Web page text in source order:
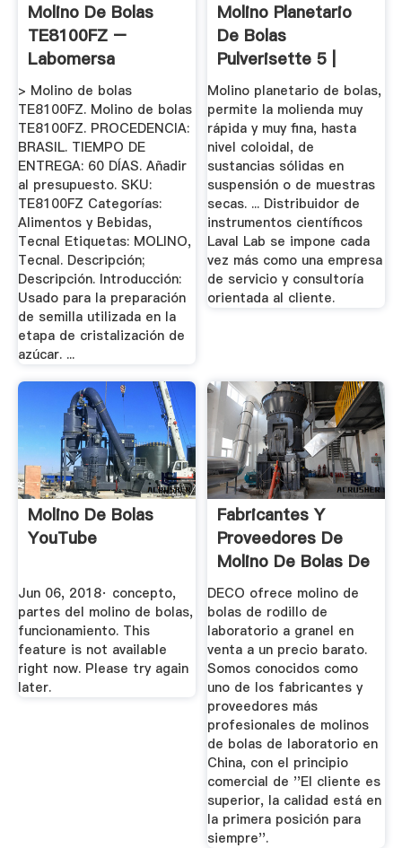
Molino De Bolas
TE8100FZ –
Labomersa
> Molino de bolas
TE8100FZ. Molino de bolas
TE8100FZ. PROCEDENCIA:
BRASIL. TIEMPO DE
ENTREGA: 60 DÍAS. Añadir
al presupuesto. SKU:
TE8100FZ Categorías:
Alimentos y Bebidas,
Tecnal Etiquetas: MOLINO,
Tecnal. Descripción;
Descripción. Introducción:
Usado para la preparación
de semilla utilizada en la
etapa de cristalización de
azúcar. ...
Molino Planetario
De Bolas
Pulverisette 5 |
Laval Lab
Molino planetario de bolas,
permite la molienda muy
rápida y muy fina, hasta
nivel coloidal, de
sustancias sólidas en
suspensión o de muestras
secas. ... Distribuidor de
instrumentos científicos
Laval Lab se impone cada
vez más como una empresa
de servicio y consultoría
orientada al cliente.
Molino De Bolas
YouTube
Jun 06, 2018· concepto,
partes del molino de bolas,
funcionamiento. This
feature is not available
right now. Please try again
later.
Fabricantes Y
Proveedores De
Molino De Bolas De
Rodillo De ...
DECO ofrece molino de
bolas de rodillo de
laboratorio a granel en
venta a un precio barato.
Somos conocidos como
uno de los fabricantes y
proveedores más
profesionales de molinos
de bolas de laboratorio en
China, con el principio
comercial de ''El cliente es
superior, la calidad está en
la primera posición para
siempre''.